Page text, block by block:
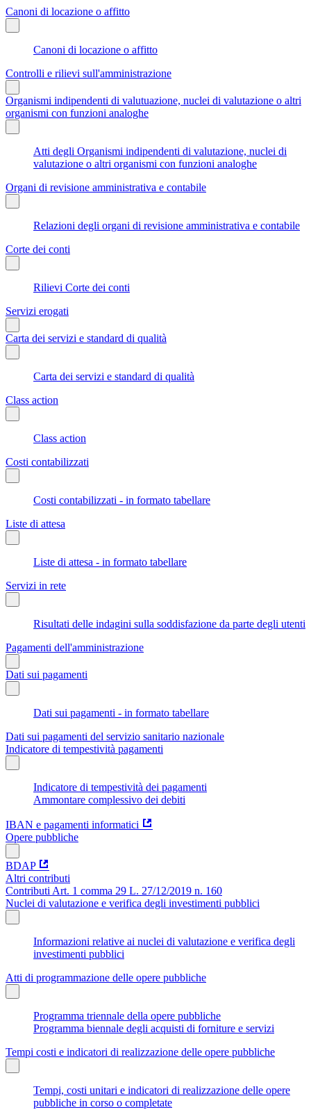
Canoni di locazione o affitto
Canoni di locazione o affitto
Controlli e rilievi sull'amministrazione
Organismi indipendenti di valutuazione, nuclei di valutazione o altri
organismi con funzioni analoghe
Atti degli Organismi indipendenti di valutazione, nuclei di
valutazione o altri organismi con funzioni analoghe
Organi di revisione amministrativa e contabile
Relazioni degli organi di revisione amministrativa e contabile
Corte dei conti
Rilievi Corte dei conti
Servizi erogati
Carta dei servizi e standard di qualità
Carta dei servizi e standard di qualità
Class action
Class action
Costi contabilizzati
Costi contabilizzati - in formato tabellare
Liste di attesa
Liste di attesa - in formato tabellare
Servizi in rete
Risultati delle indagini sulla soddisfazione da parte degli utenti
Pagamenti dell'amministrazione
Dati sui pagamenti
Dati sui pagamenti - in formato tabellare
Dati sui pagamenti del servizio sanitario nazionale
Indicatore di tempestività pagamenti
Indicatore di tempestività dei pagamenti
Ammontare complessivo dei debiti
IBAN e pagamenti informatici
Opere pubbliche
BDAP
Altri contributi
Contributi Art. 1 comma 29 L. 27/12/2019 n. 160
Nuclei di valutazione e verifica degli investimenti pubblici
Informazioni relative ai nuclei di valutazione e verifica degli
investimenti pubblici
Atti di programmazione delle opere pubbliche
Programma triennale della opere pubbliche
Programma biennale degli acquisti di forniture e servizi
Tempi costi e indicatori di realizzazione delle opere pubbliche
Tempi, costi unitari e indicatori di realizzazione delle opere
pubbliche in corso o completate